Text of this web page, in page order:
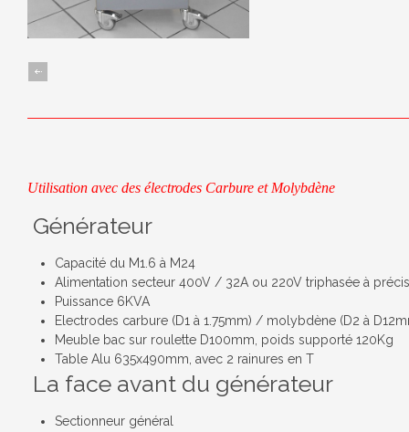
Utilisation avec des électrodes Carbure et Molybdène
Générateur
Capacité du M1.6 à M24
Alimentation secteur 400V / 32A ou 220V triphasée à
Puissance 6KVA
Electrodes carbure (D1 à 1.75mm) / molybdène (D2 à
Meuble bac sur roulette D100mm, poids supporté 120Kg
Table Alu 635x490mm, avec 2 rainures en T
La face avant du générateur
Sectionneur général